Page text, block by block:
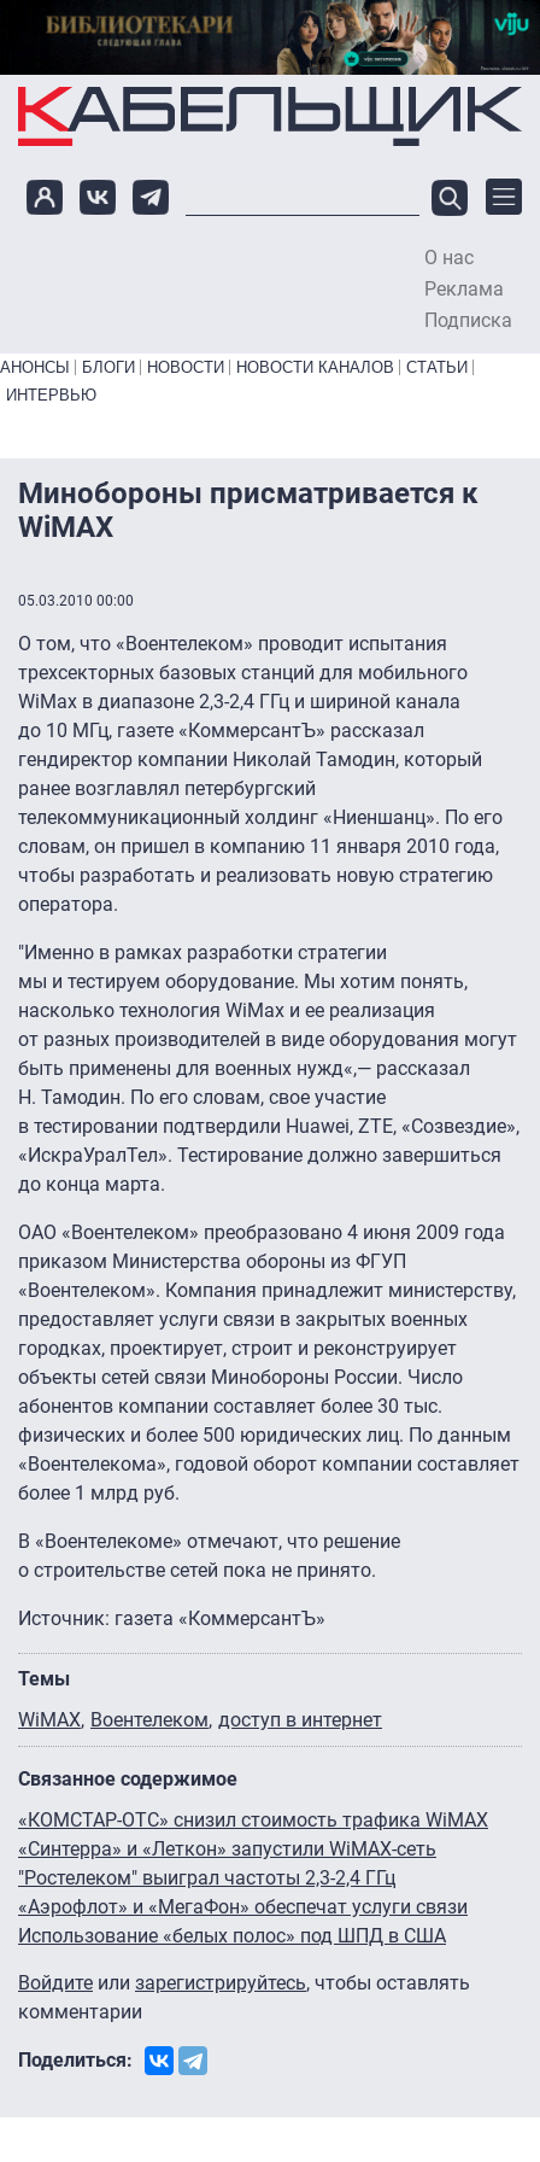
Перейти к основному содержанию
О нас
Реклама
Подписка
Primary links bottom
АНОНСЫ БЛОГИ НОВОСТИ НОВОСТИ КАНАЛОВ
СТАТЬИ
ИНТЕРВЬЮ
Минобороны присматривается к
WiMAX
05.03.2010 00:00
О том, что «Воентелеком» проводит испытания
трехсекторных базовых станций для мобильного
WiMax в диапазоне 2,3-2,4 ГГц и шириной канала
до 10 МГц, газете «КоммерсантЪ» рассказал
гендиректор компании Николай Тамодин, который
ранее возглавлял петербургский
телекоммуникационный холдинг «Ниеншанц». По его
словам, он пришел в компанию 11 января 2010 года,
чтобы разработать и реализовать новую стратегию
оператора.
"Именно в рамках разработки стратегии
мы и тестируем оборудование. Мы хотим понять,
насколько технология WiMax и ее реализация
от разных производителей в виде оборудования могут
быть применены для военных нужд«,— рассказал
Н. Тамодин. По его словам, свое участие
в тестировании подтвердили Huawei, ZTE, «Созвездие»,
«ИскраУралТел». Тестирование должно завершиться
до конца марта.
ОАО «Воентелеком» преобразовано 4 июня 2009 года
приказом Министерства обороны из ФГУП
«Воентелеком». Компания принадлежит министерству,
предоставляет услуги связи в закрытых военных
городках, проектирует, строит и реконструирует
объекты сетей связи Минобороны России. Число
абонентов компании составляет более 30 тыс.
физических и более 500 юридических лиц. По данным
«Воентелекома», годовой оборот компании составляет
более 1 млрд руб.
В «Воентелекоме» отмечают, что решение
о строительстве сетей пока не принято.
Источник: газета «КоммерсантЪ»
Темы
WiMAX Воентелеком доступ в интернет
Связанное содержимое
«КОМСТАР-ОТС» снизил стоимость трафика WiMAX
«Синтерра» и «Леткон» запустили WiMAX-сеть
"Ростелеком" выиграл частоты 2,3-2,4 ГГц
«Аэрофлот» и «МегаФон» обеспечат услуги связи
Использование «белых полос» под ШПД в США
Войдите или зарегистрируйтесь, чтобы оставлять
комментарии
Поделиться: